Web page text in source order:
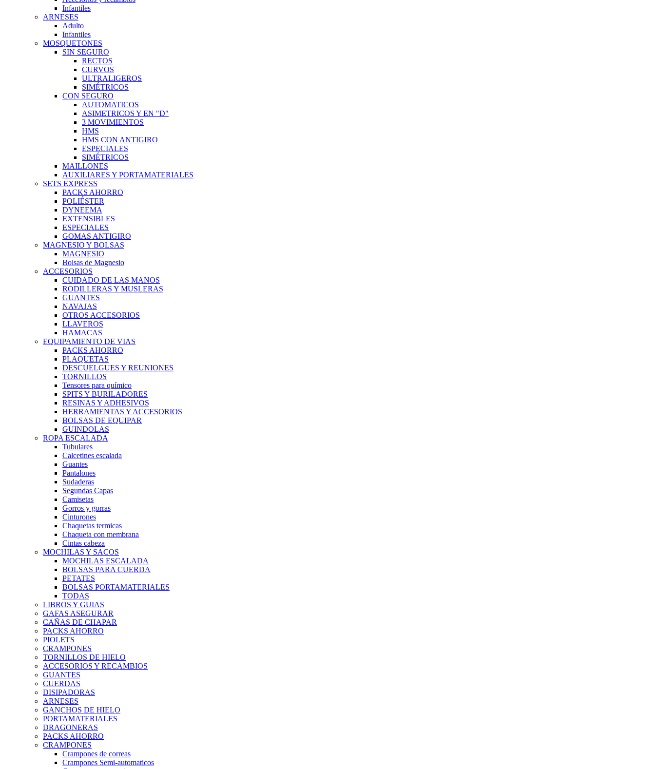
Infantiles
ARNESES
Adulto
Infantiles
MOSQUETONES
SIN SEGURO
RECTOS
CURVOS
ULTRALIGEROS
SIMÉTRICOS
CON SEGURO
AUTOMATICOS
ASIMETRICOS Y EN "D"
3 MOVIMIENTOS
HMS
HMS CON ANTIGIRO
ESPECIALES
SIMÉTRICOS
MAILLONES
AUXILIARES Y PORTAMATERIALES
SETS EXPRESS
PACKS AHORRO
POLIÉSTER
DYNEEMA
EXTENSIBLES
ESPECIALES
GOMAS ANTIGIRO
MAGNESIO Y BOLSAS
MAGNESIO
Bolsas de Magnesio
ACCESORIOS
CUIDADO DE LAS MANOS
RODILLERAS Y MUSLERAS
GUANTES
NAVAJAS
OTROS ACCESORIOS
LLAVEROS
HAMACAS
EQUIPAMIENTO DE VIAS
PACKS AHORRO
PLAQUETAS
DESCUELGUES Y REUNIONES
TORNILLOS
Tensores para químico
SPITS Y BURILADORES
RESINAS Y ADHESIVOS
HERRAMIENTAS Y ACCESORIOS
BOLSAS DE EQUIPAR
GUINDOLAS
ROPA ESCALADA
Tubulares
Calcetines escalada
Guantes
Pantalones
Sudaderas
Segundas Capas
Camisetas
Gorros y gorras
Cinturones
Chaquetas termicas
Chaqueta con membrana
Cintas cabeza
MOCHILAS Y SACOS
MOCHILAS ESCALADA
BOLSAS PARA CUERDA
PETATES
BOLSAS PORTAMATERIALES
TODAS
LIBROS Y GUIAS
GAFAS ASEGURAR
CAÑAS DE CHAPAR
PACKS AHORRO
PIOLETS
CRAMPONES
TORNILLOS DE HIELO
ACCESORIOS Y RECAMBIOS
GUANTES
CUERDAS
DISIPADORAS
ARNESES
GANCHOS DE HIELO
PORTAMATERIALES
DRAGONERAS
PACKS AHORRO
CRAMPONES
Crampones de correas
Crampones Semi-automaticos